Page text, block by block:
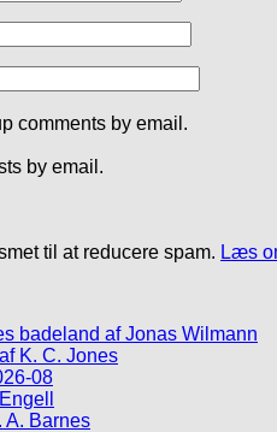
comments by email.
by email.
til at reducere spam. Læs
badeland af Jonas Wilmann
K. C. Jones
08
A. Barnes